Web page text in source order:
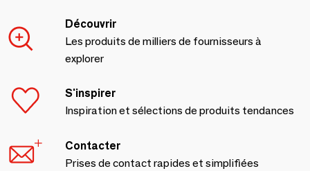
Découvrir
Les produits de milliers de fournisseurs à
explorer
S'inspirer
Inspiration et sélections de produits tendances
Contacter
Prises de contact rapides et simplifiées